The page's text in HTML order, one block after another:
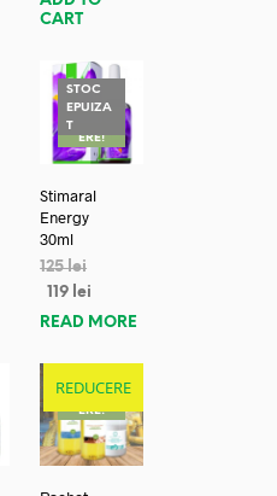
CART
STOC
EPUIZA
TREDUC
ERE!
Stimaral
Energy
30ml
125lei
119 lei
READ MORE
REDUCERE
REDUC
ERE!